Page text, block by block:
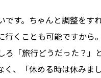
です。ちゃんと調整をす
行くことも可能ですから
ろ「旅行どうだった？」
く、「休める時は休みま